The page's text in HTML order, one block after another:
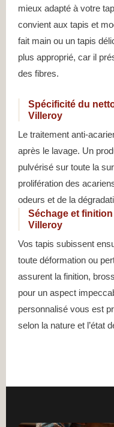
mieux adapté à votre
convient aux tapis et
fait main ou un tapis
plus approprié, car il
des fibres.
Spécificité du
Villeroy
Le traitement anti-
après le lavage. Un
pulvérisé sur toute la
prolifération des
odeurs et de la
Séchage et
Villeroy
Vos tapis subissent
toute déformation ou
assurent la finition,
pour un aspect
personnalisé vous est
selon la nature et l’état